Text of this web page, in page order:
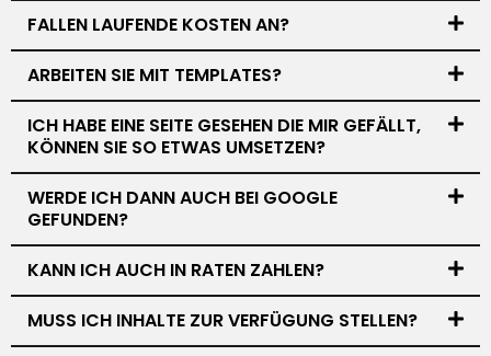
FALLEN LAUFENDE KOSTEN AN?
ARBEITEN SIE MIT TEMPLATES?
ICH HABE EINE SEITE GESEHEN DIE MIR GEFÄLLT,
KÖNNEN SIE SO ETWAS UMSETZEN?
WERDE ICH DANN AUCH BEI GOOGLE
GEFUNDEN?
KANN ICH AUCH IN RATEN ZAHLEN?
MUSS ICH INHALTE ZUR VERFÜGUNG STELLEN?